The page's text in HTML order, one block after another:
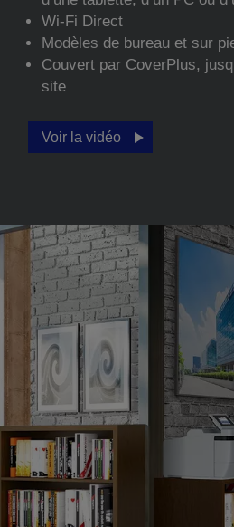
Wi-Fi Direct
Modèles de bureau et sur
Couvert par CoverPlus,
site
Voir la vidéo